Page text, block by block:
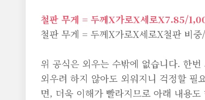
철판 무게 = 두께X가로X세로X7.85/
철판 무게 = 두께X가로X세로X철판 비
위 공식은 외우는 수밖에 없습니다. 한
외우려 하지 않아도 외워지니 걱정할 필
면, 더욱 이해가 빨라지므로 아래 내용